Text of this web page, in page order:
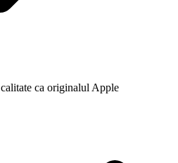
ca originalul Apple